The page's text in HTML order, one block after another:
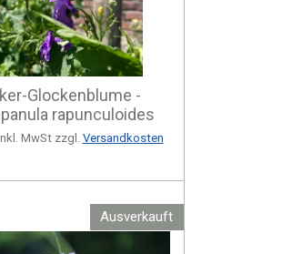
Glockenblume -
rapunculoides
MwSt zzgl. Versandkosten
Ausverkauft